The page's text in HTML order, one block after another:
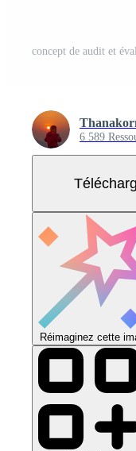
6 589
Réimaginez cette